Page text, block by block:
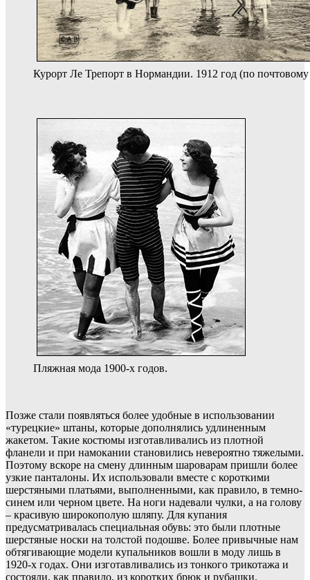
Курорт Ле Трепорт в Нормандии. 1912 год (по
Пляжная мода 1900-х годов.
Позже стали появляться более удобные в использовании
«турецкие» штаны, которые дополнялись удлиненным
жакетом. Такие костюмы изготавливались из плотной
фланели и при намокании становились невероятно тяжелыми.
Поэтому вскоре на смену длинным шароварам пришли более
узкие панталоны. Их использовали вместе с короткими
шерстяными платьями, выполненными, как правило, в темно-
синем или черном цвете. На ноги надевали чулки, а на голову
– красивую широкополую шляпу. Для купания
предусматривалась специальная обувь: это были плотные
шерстяные носки на толстой подошве. Более привычные нам
обтягивающие модели купальников вошли в моду лишь в
1920-х годах. Они изготавливались из тонкого трикотажа и
состояли, как правило, из коротких брюк и рубашки.